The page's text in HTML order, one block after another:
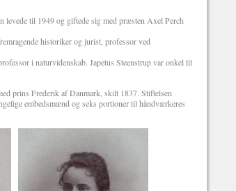
til 1949 og giftede sig med præsten Axel Perch
historiker og jurist, professor ved
i naturvidenskab. Japetus Steenstrup var onkel til
prins Frederik af Danmark, skilt 1837. Stiftelsen
embedsmænd og seks portioner til håndværkeres